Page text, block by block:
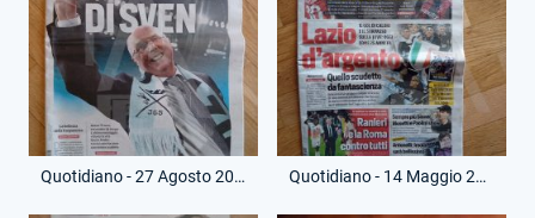
Quotidiano - 27 Agosto 2024 - Corriere dello Sport - Morte Sven Goran Eriksson Quotidiano - 14 Maggio 2025 - Corriere dello Sport - Venticinquennale Scudetto 2000